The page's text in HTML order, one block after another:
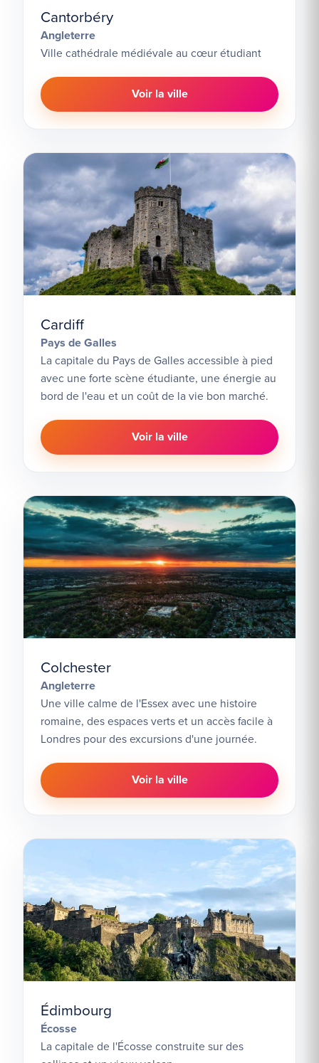
Cantorbéry
Angleterre
Ville cathédrale médiévale au cœur étudiant
Voir la ville
Cardiff
Pays de Galles
La capitale du Pays de Galles accessible à pied
avec une forte scène étudiante, une énergie au
bord de l'eau et un coût de la vie bon marché.
Voir la ville
Colchester
Angleterre
Une ville calme de l'Essex avec une histoire
romaine, des espaces verts et un accès facile à
Londres pour des excursions d'une journée.
Voir la ville
Édimbourg
Écosse
La capitale de l'Écosse construite sur des